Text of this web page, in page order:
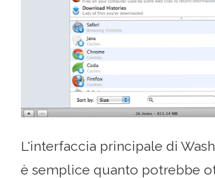
L'interfaccia principale di
è semplice quanto potrebbe